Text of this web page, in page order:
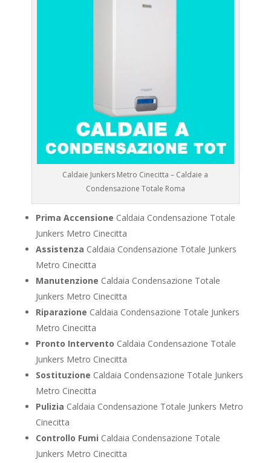
Caldaie Junkers Metro Cinecitta – Caldaie a
Condensazione Totale Roma
Prima Accensione Caldaia Condensazione Totale
Junkers Metro Cinecitta
Assistenza Caldaia Condensazione Totale Junkers
Metro Cinecitta
Manutenzione Caldaia Condensazione Totale
Junkers Metro Cinecitta
Riparazione Caldaia Condensazione Totale Junkers
Metro Cinecitta
Pronto Intervento Caldaia Condensazione Totale
Junkers Metro Cinecitta
Sostituzione Caldaia Condensazione Totale Junkers
Metro Cinecitta
Pulizia Caldaia Condensazione Totale Junkers Metro
Cinecitta
Controllo Fumi Caldaia Condensazione Totale
Junkers Metro Cinecitta